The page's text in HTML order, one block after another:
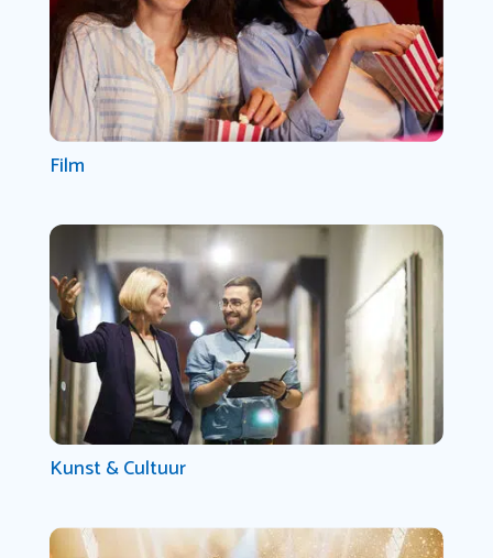
Film
Kunst & Cultuur